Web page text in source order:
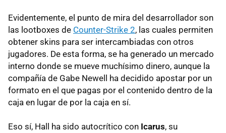
Evidentemente, el punto de mira del desarrollador son
las lootboxes de Counter-Strike 2, las cuales permiten
obtener skins para ser intercambiadas con otros
jugadores. De esta forma, se ha generado un mercado
interno donde se mueve muchísimo dinero, aunque la
compañía de Gabe Newell ha decidido apostar por un
formato en el que pagas por el contenido dentro de la
caja en lugar de por la caja en sí.
Eso sí, Hall ha sido autocrítico con Icarus, su